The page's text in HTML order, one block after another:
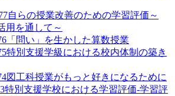
自らの授業改善のための学習評価～
用を通して～
「問い」を生かした算数授業
特別支援学級における校内体制の築き
図工科授業がもっと好きになるために
特別支援学校における学習評価-学習評